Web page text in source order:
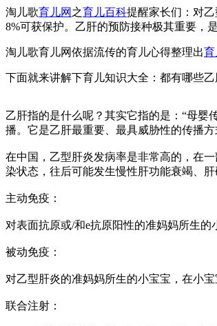
淘儿歌育儿网 之育儿百科提醒家长们：对
8%可获保护。乙肝的预防接种极其重要，
淘儿歌育儿网依据流传的育儿心得整理出育
下面就来讲解下育儿知识大全：都有哪些乙
乙肝指的是什么呢？其实它指的是：“母婴
播。它是乙肝最重要、最具威胁性的传播方
在中国，乙型肝炎发病率是非常高的，在
染状态，往后可能发生慢性肝功能衰竭、
主动免疫：
对表面抗原或/和e抗原阳性的准妈妈所生的
被动免疫：
对乙型肝炎的准妈妈所生的小宝宝，在小
联合注射：